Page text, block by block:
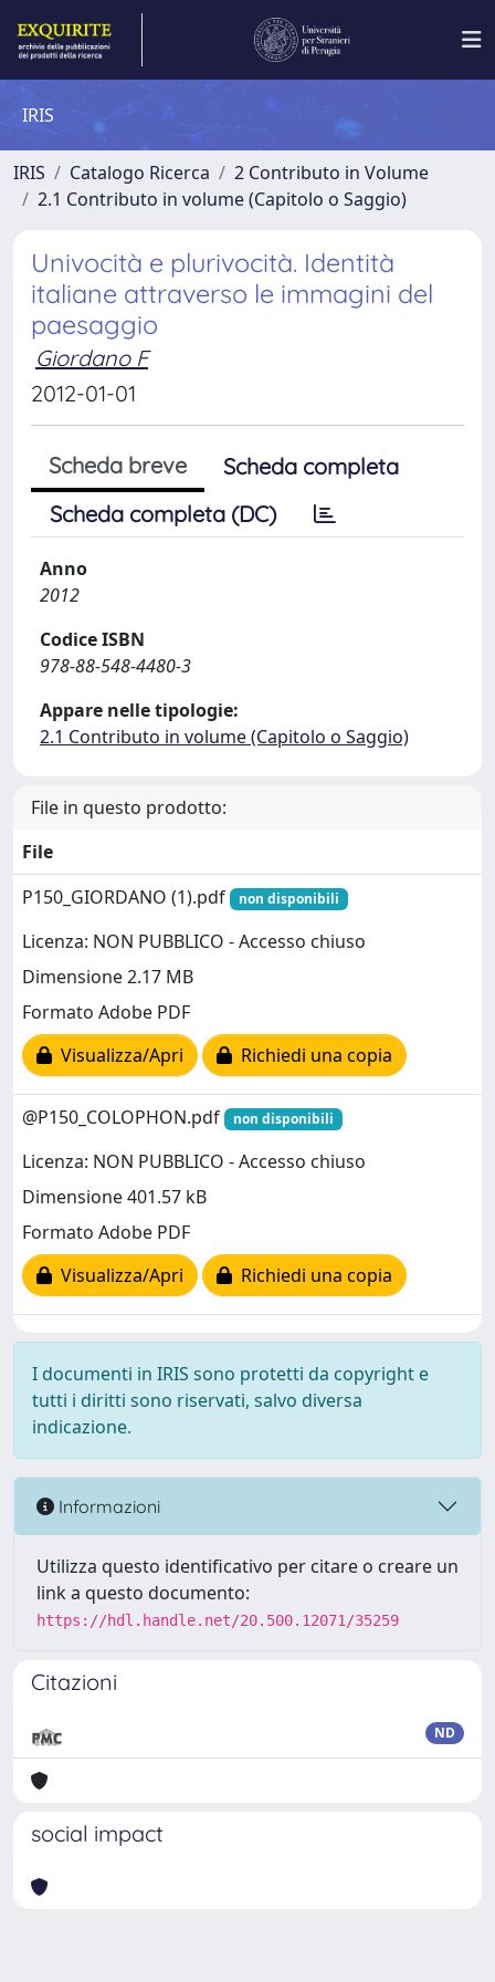
IRIS
IRIS Catalogo Ricerca
2 Contributo in Volume
2.1 Contributo in volume (Capitolo o Saggio)
Univocità e plurivocità. Identità
italiane attraverso le immagini del
paesaggio
Giordano F
2012-01-01
Scheda breve
Scheda completa
Scheda completa (DC)
Anno
2012
Codice ISBN
978-88-548-4480-3
Appare nelle tipologie:
2.1 Contributo in volume (Capitolo o Saggio)
File in questo prodotto:
File
P150_GIORDANO (1).pdf
non disponibili
Licenza: NON PUBBLICO - Accesso chiuso
Dimensione 2.17 MB
Formato Adobe PDF
Visualizza/Apri
Richiedi una copia
@P150_COLOPHON.pdf non disponibili
Licenza: NON PUBBLICO - Accesso chiuso
Dimensione 401.57 kB
Formato Adobe PDF
Visualizza/Apri
Richiedi una copia
I documenti in IRIS sono protetti da copyright e
tutti i diritti sono riservati, salvo diversa
indicazione.
Informazioni
Utilizza questo identificativo per citare o creare un
link a questo documento:
https://hdl.handle.net/20.500.12071/35259
Citazioni
ND
social impact